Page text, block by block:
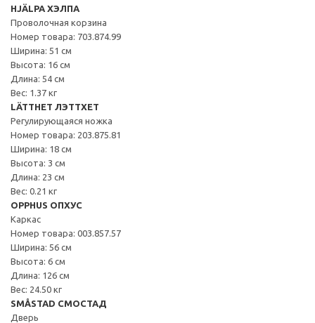
HJÄLPA ХЭЛПА
Проволочная корзина
Номер товара: 703.874.99
Ширина: 51 см
Высота: 16 см
Длина: 54 см
Вес: 1.37 кг
LÄTTHET ЛЭТТХЕТ
Регулирующаяся ножка
Номер товара: 203.875.81
Ширина: 18 см
Высота: 3 см
Длина: 23 см
Вес: 0.21 кг
OPPHUS ОПХУС
Каркас
Номер товара: 003.857.57
Ширина: 56 см
Высота: 6 см
Длина: 126 см
Вес: 24.50 кг
SMÅSTAD СМОСТАД
Дверь